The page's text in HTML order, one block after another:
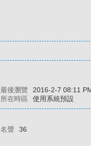
最後瀏覽
2016-2-7 08:11
所在時區 使用系統預設
名聲
36